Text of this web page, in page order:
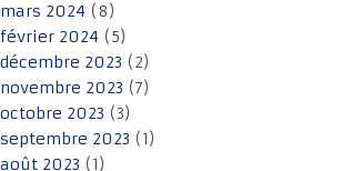
mars 2024 (8)
février 2024 (5)
décembre 2023 (2)
novembre 2023 (7)
octobre 2023 (3)
septembre 2023 (1)
août 2023 (1)